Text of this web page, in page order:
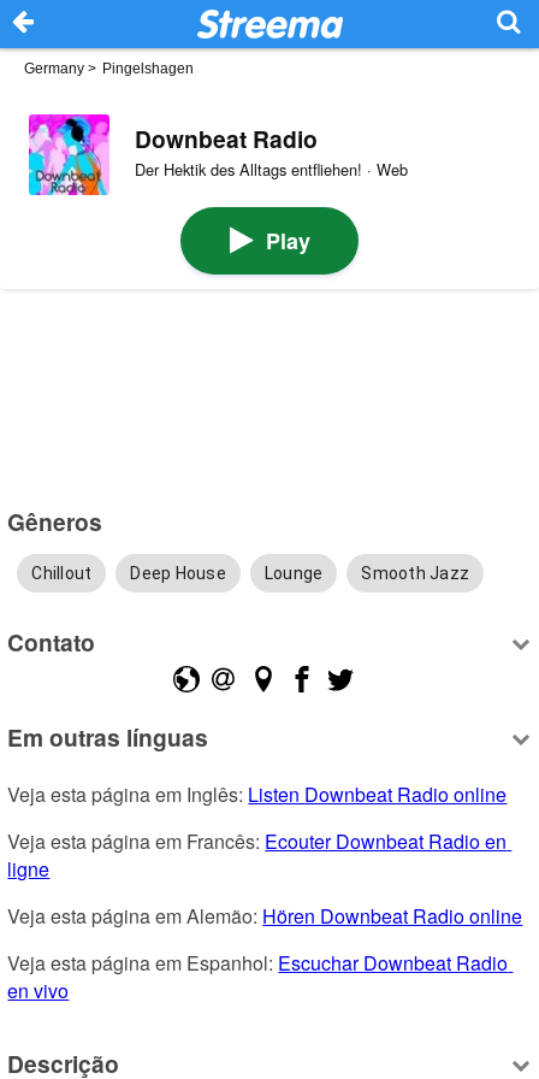
Germany > Pingelshagen
Downbeat Radio
Der Hektik des Alltags entfliehen! · Web
Play
Gêneros
Chillout Deep House Lounge Smooth Jazz
Contato
Em outras línguas
Veja esta página em Inglês: Listen Downbeat Radio online
Veja esta página em Francês: Ecouter Downbeat Radio en
ligne
Veja esta página em Alemão: Hören Downbeat Radio online
Veja esta página em Espanhol: Escuchar Downbeat Radio
en vivo
Descrição